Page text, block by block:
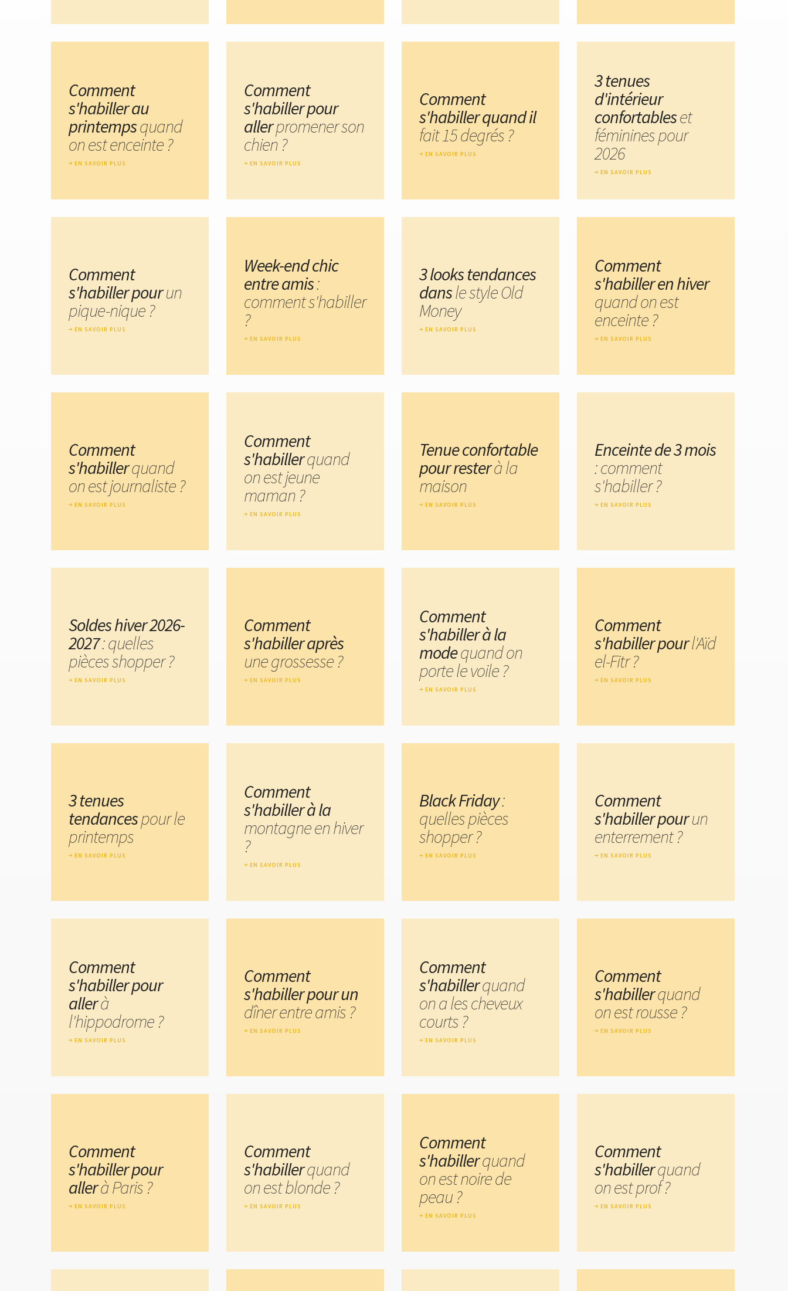
Comment
s'habiller au
printempsquand
on est enceinte ?
EN SAVOIR PLUS
Comment
s'habiller pour
allerpromener son
chien ?
EN SAVOIR PLUS
Comment
s'habiller quand il
fait 15 degrés ?
EN SAVOIR PLUS
3 tenues
d'intérieur
confortableset
féminines pour
2026
EN SAVOIR PLUS
Comment
s'habiller pourun
pique-nique ?
EN SAVOIR PLUS
Week-end chic
entre amis:
comment s'habiller
?
EN SAVOIR PLUS
3 looks tendances
dansle style Old
Money
EN SAVOIR PLUS
Comment
s'habiller en hiver
quand on est
enceinte ?
EN SAVOIR PLUS
Comment
s'habillerquand
on est journaliste ?
EN SAVOIR PLUS
Comment
s'habillerquand
on est jeune
maman ?
EN SAVOIR PLUS
Tenue confortable
pour resterà la
maison
EN SAVOIR PLUS
Enceinte de 3 mois
: comment
s'habiller ?
EN SAVOIR PLUS
Soldes hiver 2026-
2027: quelles
pièces shopper ?
EN SAVOIR PLUS
Comment
s'habiller après
une grossesse ?
EN SAVOIR PLUS
Comment
s'habiller à la
modequand on
porte le voile ?
EN SAVOIR PLUS
Comment
s'habiller pourl'Aïd
el-Fitr ?
EN SAVOIR PLUS
3 tenues
tendancespour le
printemps
EN SAVOIR PLUS
Comment
s'habiller à la
montagne en hiver
?
EN SAVOIR PLUS
Black Friday:
quelles pièces
shopper ?
EN SAVOIR PLUS
Comment
s'habiller pourun
enterrement ?
EN SAVOIR PLUS
Comment
s'habiller pour
allerà
l'hippodrome ?
EN SAVOIR PLUS
Comment
s'habiller pour un
dîner entre amis ?
EN SAVOIR PLUS
Comment
s'habillerquand
on a les cheveux
courts ?
EN SAVOIR PLUS
Comment
s'habillerquand
on est rousse ?
EN SAVOIR PLUS
Comment
s'habiller pour
allerà Paris ?
EN SAVOIR PLUS
Comment
s'habillerquand
on est blonde ?
EN SAVOIR PLUS
Comment
s'habillerquand
on est noire de
peau ?
EN SAVOIR PLUS
Comment
s'habillerquand
on est prof ?
EN SAVOIR PLUS